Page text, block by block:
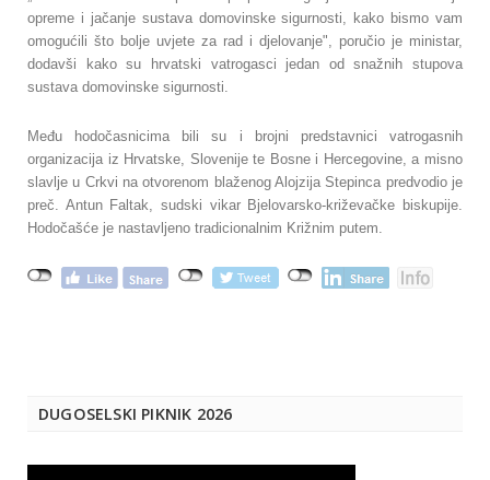
opreme i jačanje sustava domovinske sigurnosti, kako bismo vam
omogućili što bolje uvjete za rad i djelovanje", poručio je ministar,
dodavši kako su hrvatski vatrogasci jedan od snažnih stupova
sustava domovinske sigurnosti.
Među hodočasnicima bili su i brojni predstavnici vatrogasnih
organizacija iz Hrvatske, Slovenije te Bosne i Hercegovine, a misno
slavlje u Crkvi na otvorenom blaženog Alojzija Stepinca predvodio je
preč. Antun Faltak, sudski vikar Bjelovarsko-križevačke biskupije.
Hodočašće je nastavljeno tradicionalnim Križnim putem.
DUGOSELSKI PIKNIK 2026